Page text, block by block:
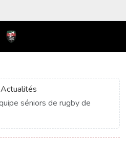
Actualités
séniors de rugby de